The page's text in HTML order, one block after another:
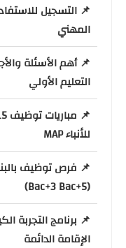
📌 التسجيل
المهني
📌 أهم الأسئلة
التعليم الأولي
للأنباء MAP
(Bac+3 Bac+5)
الإقامة الدائمة